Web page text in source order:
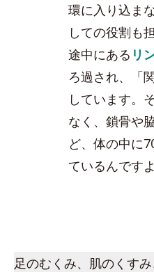
環に入り込ま
しての役割も
途中にある リ
ろ過され、「
しています。
なく、鎖骨や
ど、体の中に
ているんですよ
足のむくみ、肌のくす